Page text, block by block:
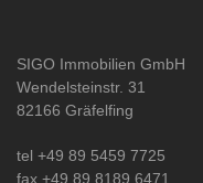
SIGO Immobilien GmbH
Wendelsteinstr. 31
82166 Gräfelfing
tel +49 89 5459 7725
fax +49 89 8189 6471